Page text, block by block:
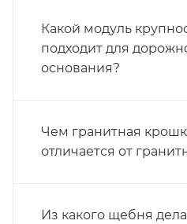
Какой модуль
подходит для
основания?
Чем гранитная
отличается от
Из какого щебня